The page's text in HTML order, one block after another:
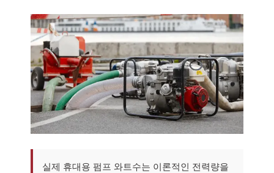
실제 휴대용 펌프 와트수는 이론적인 전력량을